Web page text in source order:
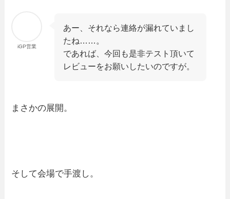
iGP営業
あー、それなら連絡が漏れていまし
たね……。
であれば、今回も是非テスト頂いて
レビューをお願いしたいのですが。
まさかの展開。
そして会場で手渡し。